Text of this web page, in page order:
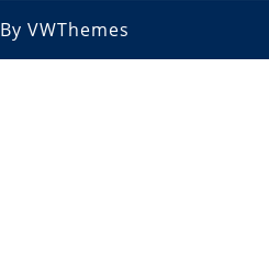
By VWThemes